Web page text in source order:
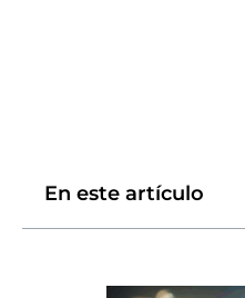
En este artículo